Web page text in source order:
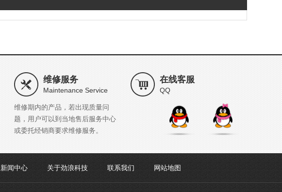
维修服务
Maintenance Service
维修期内的产品，若出现质量问
题，用户可以到当地售后服务中心
或委托经销商要求维修服务。
在线客服
QQ
新闻中心 关于劲浪科技 联系我们 网站地图